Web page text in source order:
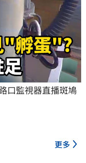
口監視器直播斑鳩
更多